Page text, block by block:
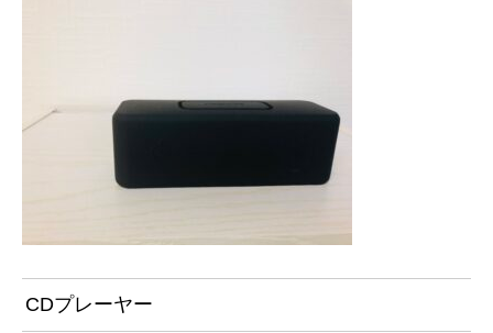
CDプレーヤー